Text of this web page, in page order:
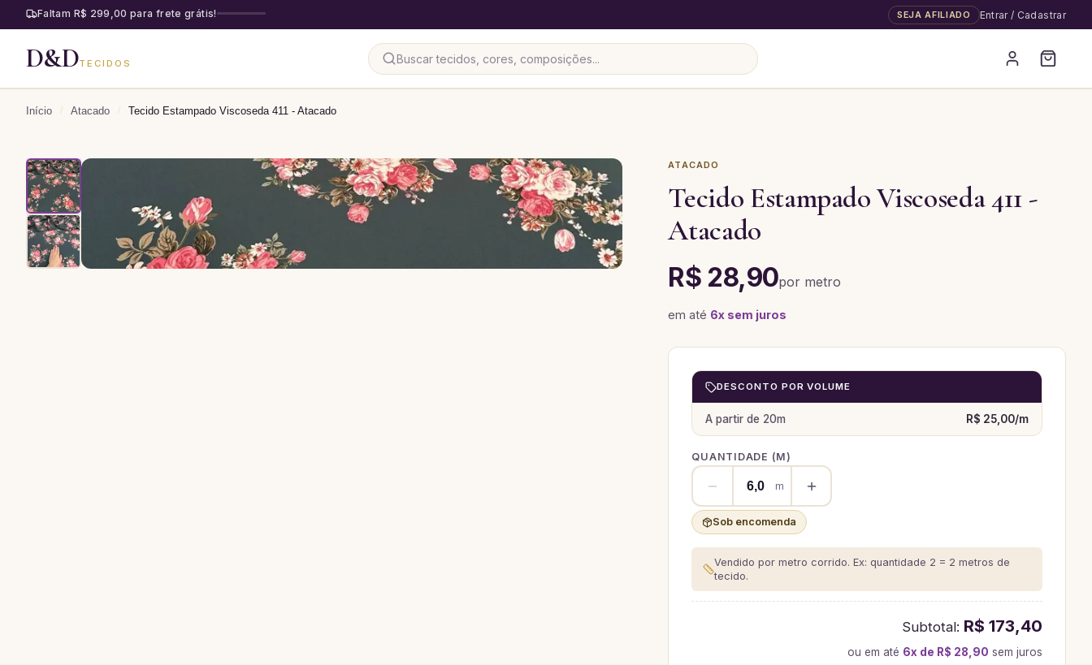
Faltam R$ 299,00 para frete grátis! SEJA AFILIADO Entrar / Cadastrar
D&DTECIDOS
Início / Atacado / Tecido Estampado Viscoseda 411 - Atacado
ATACADO
Tecido Estampado Viscoseda 411 -
Atacado
R$ 28,90por metro
em até 6x sem juros
DESCONTO POR VOLUME
A partir de 20m R$ 25,00/m
QUANTIDADE (M)
m
Sob encomenda
Vendido por metro corrido. Ex: quantidade 2 = 2 metros de
tecido.
Subtotal: R$ 173,40
ou em até 6x de R$ 28,90 sem juros